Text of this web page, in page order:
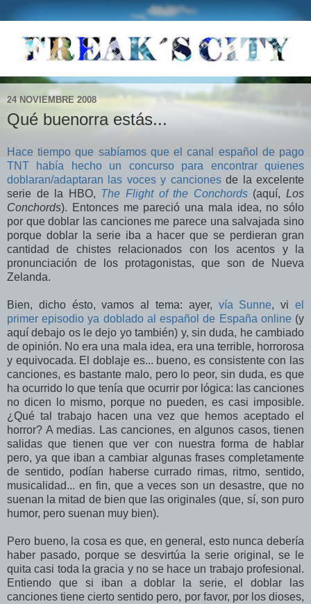
24 NOVIEMBRE 2008
Qué buenorra estás...
Hace tiempo que sabíamos que el canal español de pago
TNT había hecho un concurso para encontrar quienes
doblaran/adaptaran las voces y cancionesde la excelente
serie de la HBO, The Flight of the Conchords(aquí,Los
Conchords). Entonces me pareció una mala idea, no sólo
por que doblar las canciones me parece una salvajada sino
porque doblar la serie iba a hacer que se perdieran gran
cantidad de chistes relacionados con los acentos y la
pronunciación de los protagonistas, que son de Nueva
Zelanda.
Bien, dicho ésto, vamos al tema: ayer, vía Sunne, viel
primer episodio ya doblado al español de España online (y
aquí debajo os le dejo yo también) y, sin duda, he cambiado
de opinión. No era una mala idea, era una terrible, horrorosa
y equivocada. El doblaje es... bueno, es consistente con las
canciones, es bastante malo, pero lo peor, sin duda, es que
ha ocurrido lo que tenía que ocurrir por lógica: las canciones
no dicen lo mismo, porque no pueden, es casi imposible.
¿Qué tal trabajo hacen una vez que hemos aceptado el
horror? A medias. Las canciones, en algunos casos, tienen
salidas que tienen que ver con nuestra forma de hablar
pero, ya que iban a cambiar algunas frases completamente
de sentido, podían haberse currado rimas, ritmo, sentido,
musicalidad... en fin, que a veces son un desastre, que no
suenan la mitad de bien que las originales (que, sí, son puro
humor, pero suenan muy bien).
Pero bueno, la cosa es que, en general, esto nunca debería
haber pasado, porque se desvirtúa la serie original, se le
quita casi toda la gracia y no se hace un trabajo profesional.
Entiendo que si iban a doblar la serie, el doblar las
canciones tiene cierto sentido pero, por favor, por los dioses,